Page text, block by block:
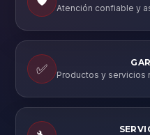
Atención confiable y
✅
Productos y servicios